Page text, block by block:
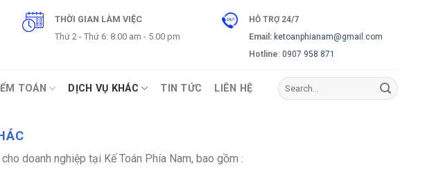
THỜI GIAN LÀM VIỆC
Thứ 2 - Thứ 6: 8.00 am - 5.00 pm
HỖ TRỢ 24/7
Email: ketoanphianam@gmail.com
Hotline: 0907 958 871
TOÁN DỊCH VỤ KHÁC TIN TỨC LIÊN HỆ
doanh nghiệp tại Kế Toán Phía Nam, bao gồm :